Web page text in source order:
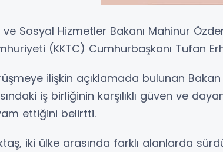
ve Sosyal Hizmetler Bakanı Mahinur
(KKTC) Cumhurbaşkanı Tufan
ilişkin açıklamada bulunan Bakan
iş birliğinin karşılıklı güven ve
ettiğini belirtti.
iki ülke arasında farklı alanlarda